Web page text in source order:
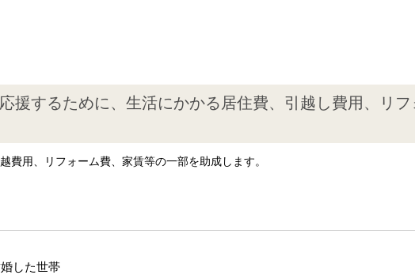
援するために、生活にかかる居住費、引越し費用、リ
費用、リフォーム費、家賃等の一部を助成します。
した世帯